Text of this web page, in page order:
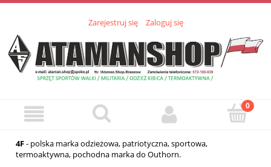
Zarejestruj się Zaloguj się
4F- polska marka odzieżowa, patriotyczna, sportowa,
termoaktywna, pochodna marka do Outhorn.